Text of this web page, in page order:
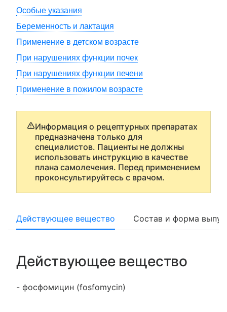
Особые указания
Беременность и лактация
Применение в детском возрасте
При нарушениях функции почек
При нарушениях функции печени
Применение в пожилом возрасте
Информация о рецептурных препаратах
предназначена только для
специалистов. Пациенты не должны
использовать инструкцию в качестве
плана самолечения. Перед применением
проконсультируйтесь с врачом.
Действующее вещество Состав и форма
Действующее вещество
- фосфомицин (fosfomycin)